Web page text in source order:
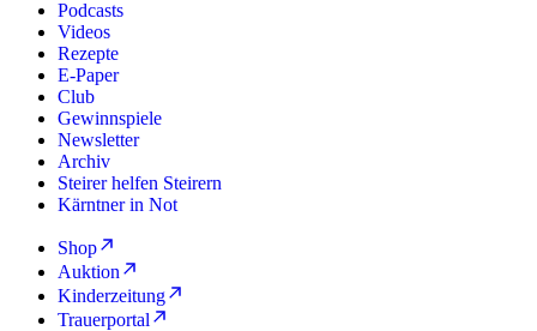
Podcasts
Videos
Rezepte
E-Paper
Club
Gewinnspiele
Newsletter
Archiv
Steirer helfen Steirern
Kärntner in Not
Shop
Auktion
Kinderzeitung
Trauerportal